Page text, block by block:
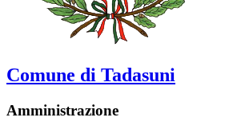
Comune di Tadasuni
Amministrazione